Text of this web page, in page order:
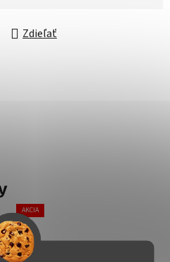
Zdieľať
AKCIA